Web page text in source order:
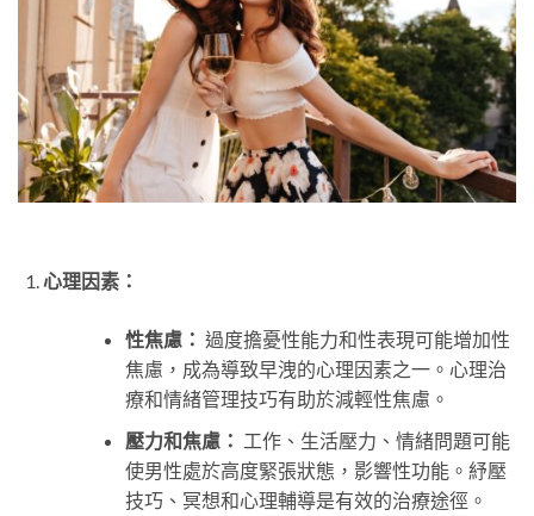
心理因素：
性焦慮： 過度擔憂性能力和性表現可能增加性
焦慮，成為導致早洩的心理因素之一。心理治
療和情緒管理技巧有助於減輕性焦慮。
壓力和焦慮： 工作、生活壓力、情緒問題可能
使男性處於高度緊張狀態，影響性功能。紓壓
技巧、冥想和心理輔導是有效的治療途徑。